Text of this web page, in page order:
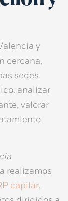
y
cercana,
sedes
analizar
, valorar
realizamos
capilar,